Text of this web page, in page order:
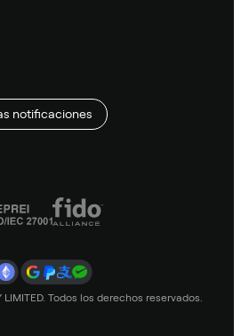
notificaciones
Todos los derechos reservados.